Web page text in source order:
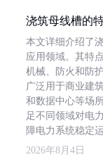
浇筑母线槽的
本文详细介绍了
应用领域。其特
机械、防火和防
广泛用于商业建
和数据中心等场
足不同领域对电
障电力系统稳定运
2026年8月4日